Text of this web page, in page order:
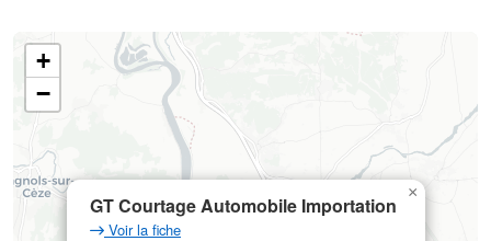
GT Courtage Automobile Importation
Voir la fiche
×
+
−